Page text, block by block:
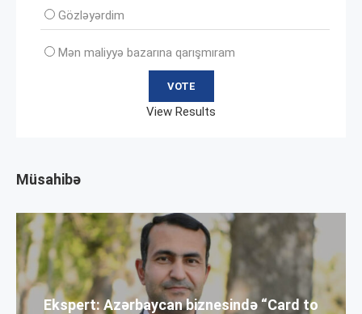
Gözləyərdim
Mən maliyyə bazarına qarışmıram
View Results
Müsahibə
Ekspert: Azərbaycan biznesində “Card to